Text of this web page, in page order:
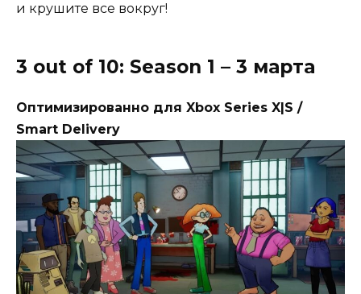
и крушите все вокруг!
3 out of 10: Season 1 – 3 марта
Оптимизированно для Xbox Series X|S /
Smart Delivery